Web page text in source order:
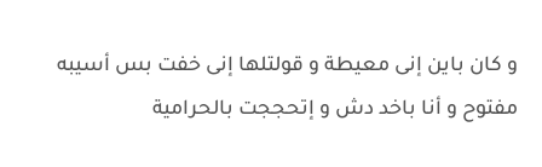
و كان باين إنى معيطة و قولتلها إنى خفت بس أسيبه
مفتوح و أنا باخد دش و إتحججت بالحرامية